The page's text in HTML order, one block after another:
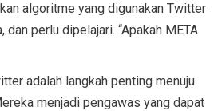
algoritme yang digunakan Twitter
perlu dipelajari. “Apakah META
adalah langkah penting menuju
menjadi pengawas yang dapat